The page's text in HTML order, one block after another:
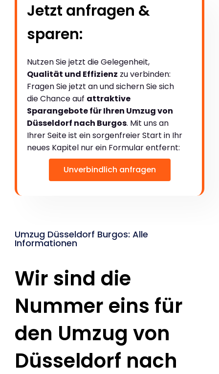
Jetzt anfragen &
sparen:
Nutzen Sie jetzt die Gelegenheit,
Qualität und Effizienz zu verbinden:
Fragen Sie jetzt an und sichern Sie sich
die Chance auf attraktive
Sparangebote für Ihren Umzug von
Düsseldorf nach Burgos. Mit uns an
Ihrer Seite ist ein sorgenfreier Start in Ihr
neues Kapitel nur ein Formular entfernt:
Unverbindlich anfragen
Umzug Düsseldorf Burgos: Alle
Informationen
Wir sind die
Nummer eins für
den Umzug von
Düsseldorf nach